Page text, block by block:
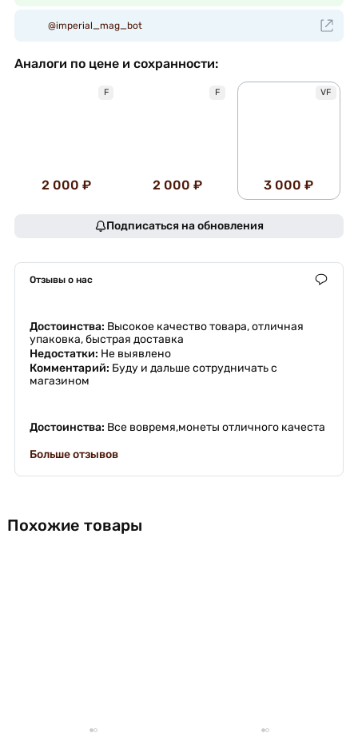
@imperial_mag_bot
Аналоги по цене и сохранности:
F
2 000 ₽
F
2 000 ₽
VF
3 000 ₽
Подписаться на обновления
Отзывы о нас
Достоинства: Высокое качество товара, отличная
упаковка, быстрая доставка
Недостатки: Не выявлено
Комментарий: Буду и дальше сотрудничать с
магазином
Достоинства: Все вовремя,монеты отличного качеста
Больше отзывов
Похожие товары